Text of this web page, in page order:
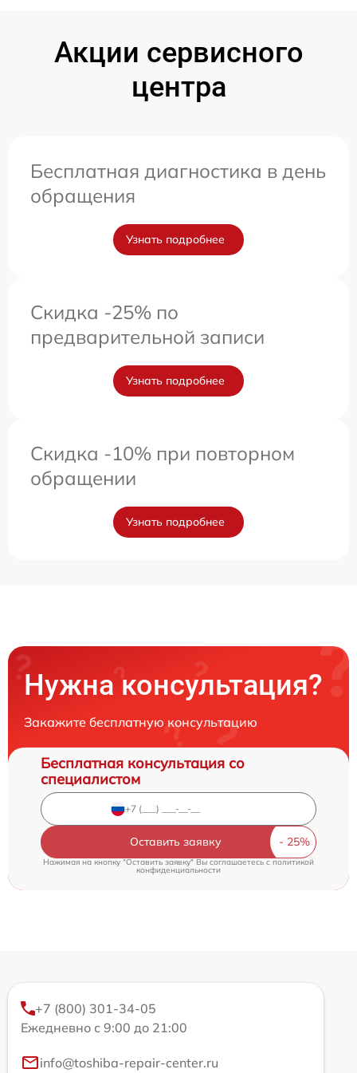
Акции сервисного
центра
Бесплатная диагностика в день
обращения
Узнать подробнее
Скидка -25% по
предварительной записи
Узнать подробнее
Скидка -10% при повторном
обращении
Узнать подробнее
Нужна консультация?
Закажите бесплатную консультацию
Бесплатная консультация со
специалистом
Оставить заявку
Нажимая на кнопку "Оставить заявку" Вы соглашаетесь cполитикой
конфиденциальности
+7 (800) 301-34-05
Ежедневно с 9:00 до 21:00
info@toshiba-repair-center.ru